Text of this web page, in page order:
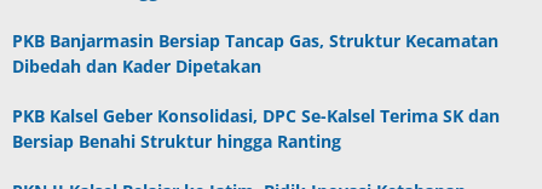
PKB Banjarmasin Bersiap Tancap Gas, Struktur Kecamatan
Dibedah dan Kader Dipetakan
PKB Kalsel Geber Konsolidasi, DPC Se-Kalsel Terima SK dan
Bersiap Benahi Struktur hingga Ranting